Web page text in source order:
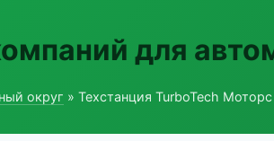
для
округ » Техстанция TurboTech Моторс